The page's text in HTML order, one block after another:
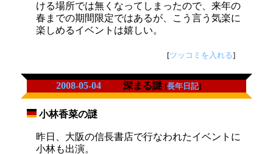
ける場所では無くなってしまったので、来年の
春までの期間限定ではあるが、こう言う気楽に
楽しめるイベントは嬉しい。
[ツッコミを入れる]
2008-05-04 深まる謎 [長年日記]
小林香菜の謎
昨日、大阪の信長書店で行なわれたイベントに
小林も出演。